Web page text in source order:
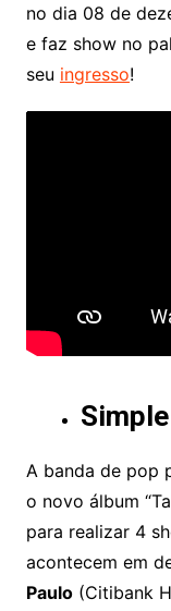
no dia 08 de
e faz show no
seu ingresso!
A banda de pop
o novo álbum
para realizar 4
acontecem em
Paulo(Citibank